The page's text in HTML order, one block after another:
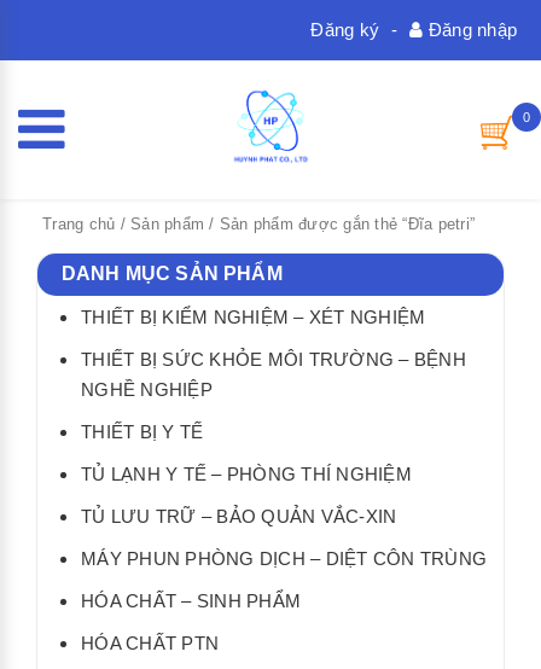
Đăng nhập
-
Đăng ký
0
Trang chủ / Sản phẩm / Sản phẩm được gắn thẻ “Đĩa petri”
DANH MỤC SẢN PHẨM
THIẾT BỊ KIỂM NGHIỆM – XÉT NGHIỆM
THIẾT BỊ SỨC KHỎE MÔI TRƯỜNG – BỆNH
NGHỀ NGHIỆP
THIẾT BỊ Y TẾ
TỦ LẠNH Y TẾ – PHÒNG THÍ NGHIỆM
TỦ LƯU TRỮ – BẢO QUẢN VẮC-XIN
MÁY PHUN PHÒNG DỊCH – DIỆT CÔN TRÙNG
HÓA CHẤT – SINH PHẨM
HÓA CHẤT PTN